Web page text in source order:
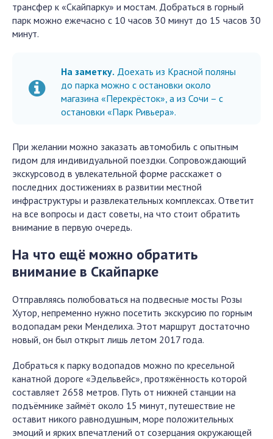
трансфер к «Скайпарку» и мостам. Добраться в горный
парк можно ежечасно с 10 часов 30 минут до 15 часов 30
минут.
На заметку. Доехать из Красной поляны
до парка можно с остановки около
магазина «Перекрёсток», а из Сочи – с
остановки «Парк Ривьера».
При желании можно заказать автомобиль с опытным
гидом для индивидуальной поездки. Сопровождающий
экскурсовод в увлекательной форме расскажет о
последних достижениях в развитии местной
инфраструктуры и развлекательных комплексах. Ответит
на все вопросы и даст советы, на что стоит обратить
внимание в первую очередь.
На что ещё можно обратить
внимание в Скайпарке
Отправляясь полюбоваться на подвесные мосты Розы
Хутор, непременно нужно посетить экскурсию по горным
водопадам реки Менделиха. Этот маршрут достаточно
новый, он был открыт лишь летом 2017 года.
Добраться к парку водопадов можно по кресельной
канатной дороге «Эдельвейс», протяжённость которой
составляет 2658 метров. Путь от нижней станции на
подъёмнике займёт около 15 минут, путешествие не
оставит никого равнодушным, море положительных
эмоций и ярких впечатлений от созерцания окружающей